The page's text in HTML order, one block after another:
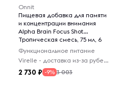
Onnit
Пищевая добавка для памяти
и концентрации внимания
Alpha Brain Focus Shot
Тропическая смесь, 75 мл, 6
шт
Функциональное питание
Virelle - доставка из-за рубежа
2 730 -9% 3 003